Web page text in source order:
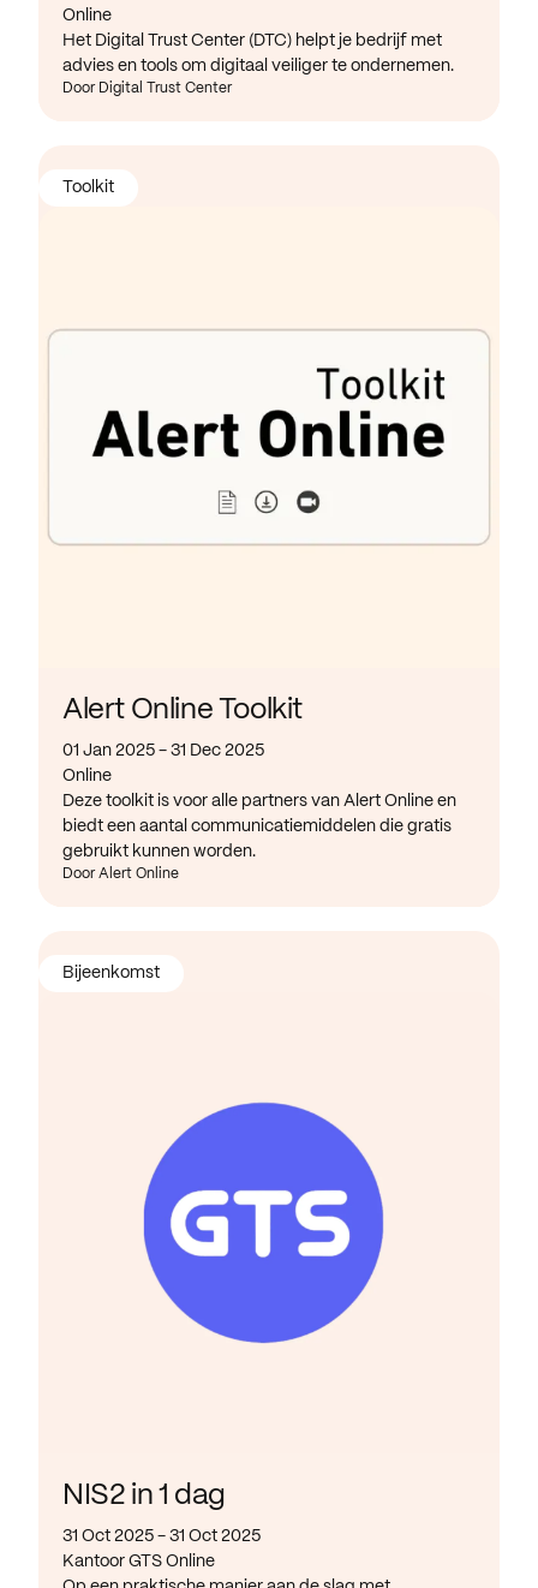
Online
Het Digital Trust Center (DTC) helpt je bedrijf met
advies en tools om digitaal veiliger te ondernemen.
Door Digital Trust Center
Alert Online Toolkit
01 Jan 2025 - 31 Dec 2025
Online
Deze toolkit is voor alle partners van Alert Online en
biedt een aantal communicatiemiddelen die gratis
gebruikt kunnen worden.
Door Alert Online
Toolkit
NIS2 in 1 dag
31 Oct 2025 - 31 Oct 2025
Kantoor GTS Online
Bijeenkomst